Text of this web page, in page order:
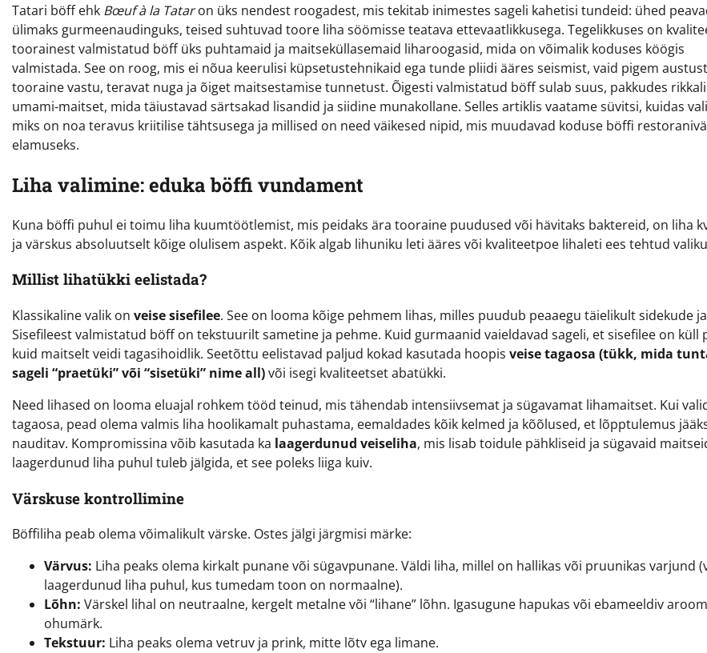
Tatari böff ehk Bœuf à la Tataron üks nendest roogadest, mis tekitab inimestes sageli kahetisi tundeid: ühed
ülimaks gurmeenaudinguks, teised suhtuvad toore liha söömisse teatava ettevaatlikkusega. Tegelikkuses on
toorainest valmistatud böff üks puhtamaid ja maitseküllasemaid liharoogasid, mida on võimalik koduses köögis
valmistada. See on roog, mis ei nõua keerulisi küpsetustehnikaid ega tunde pliidi ääres seismist, vaid pigem austust
tooraine vastu, teravat nuga ja õiget maitsestamise tunnetust. Õigesti valmistatud böff sulab suus, pakkudes
umami-maitset, mida täiustavad särtsakad lisandid ja siidine munakollane. Selles artiklis vaatame süvitsi, kuidas
miks on noa teravus kriitilise tähtsusega ja millised on need väikesed nipid, mis muudavad koduse böffi
elamuseks.
Liha valimine: eduka böffi vundament
Kuna böffi puhul ei toimu liha kuumtöötlemist, mis peidaks ära tooraine puudused või hävitaks baktereid, on liha
ja värskus absoluutselt kõige olulisem aspekt. Kõik algab lihuniku leti ääres või kvaliteetpoe lihaleti ees tehtud
Millist lihatükki eelistada?
Klassikaline valik on veise sisefilee. See on looma kõige pehmem lihas, milles puudub peaaegu täielikult sidekude
Sisefileest valmistatud böff on tekstuurilt sametine ja pehme. Kuid gurmaanid vaieldavad sageli, et sisefilee on küll
kuid maitselt veidi tagasihoidlik. Seetõttu eelistavad paljud kokad kasutada hoopis veise tagaosa (tükk, mida
sageli “praetüki” või “sisetüki” nime all)või isegi kvaliteetset abatükki.
Need lihased on looma eluajal rohkem tööd teinud, mis tähendab intensiivsemat ja sügavamat lihamaitset. Kui
tagaosa, pead olema valmis liha hoolikamalt puhastama, eemaldades kõik kelmed ja kõõlused, et lõpptulemus
nauditav. Kompromissina võib kasutada ka laagerdunud veiseliha, mis lisab toidule pähkliseid ja sügavaid
laagerdunud liha puhul tuleb jälgida, et see poleks liiga kuiv.
Värskuse kontrollimine
Böffiliha peab olema võimalikult värske. Ostes jälgi järgmisi märke:
Värvus: Liha peaks olema kirkalt punane või sügavpunane. Väldi liha, millel on hallikas või pruunikas varjund
laagerdunud liha puhul, kus tumedam toon on normaalne).
Lõhn: Värskel lihal on neutraalne, kergelt metalne või “lihane” lõhn. Igasugune hapukas või ebameeldiv
ohumärk.
Tekstuur: Liha peaks olema vetruv ja prink, mitte lõtv ega limane.